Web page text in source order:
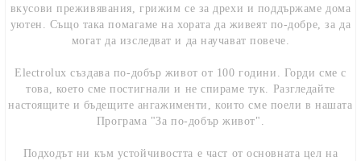
вкусови преживявания, грижим се за дрехи и поддържаме дома
уютен. Също така помагаме на хората да живеят по-добре, за да
могат да изследват и да научават повече.
Electrolux създава по-добър живот от 100 години. Горди сме с
това, което сме постигнали и не спираме тук. Разгледайте
настоящите и бъдещите ангажименти, които сме поели в нашата
Програма "За по-добър живот".
Подходът ни към устойчивостта е част от основната цел на